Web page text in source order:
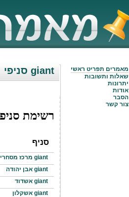
סניפי giant
רשימת
סניף
giant מרכז מסחרי – רקפת
giant אבן יהודה
giant אשדוד
giant אשקלון
מאמרים תפריט ראשי
שאלות ותשובות
יתרונות
אודות
הסבר
צור קשר